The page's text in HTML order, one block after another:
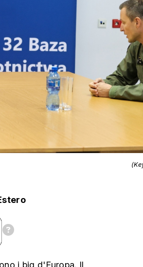
i big d'Europa. Il